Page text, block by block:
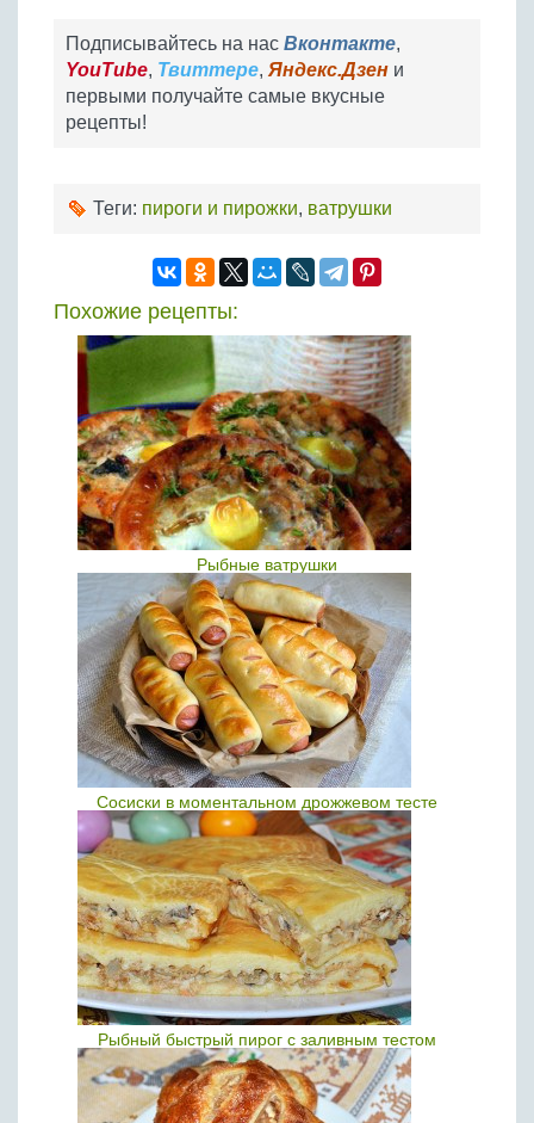
Подписывайтесь на нас Вконтакте,
YouTube, Твиттере, Яндекс.Дзен и
первыми получайте самые вкусные
рецепты!
Теги: пироги и пирожки, ватрушки
Похожие рецепты:
Рыбные ватрушки
Сосиски в моментальном дрожжевом тесте
Рыбный быстрый пирог с заливным тестом